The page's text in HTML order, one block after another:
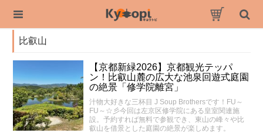
比叡山
【京都新緑2026】京都観光テッパ
ン！比叡山麓の広大な池泉回遊式庭園
の絶景「修学院離宮」
汁物大好きな三杯目 J Soup Brothersです！FU～
FU～☆彡今回は左京区修学院にある皇室関連施
設。予約すれば無料で参観でき、東山の峰々や比
叡山を借景とした庭園の絶景が楽しめます。